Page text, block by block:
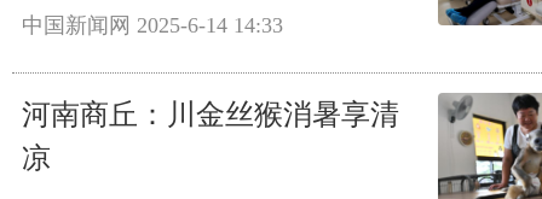
中国新闻网 2025-6-14 14:33
河南商丘：川金丝猴消暑享清
凉